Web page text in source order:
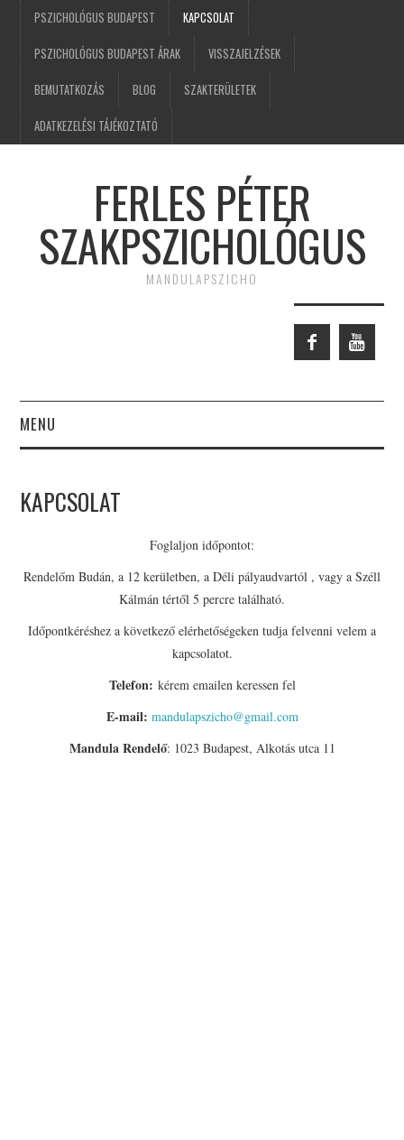
PSZICHOLÓGUS BUDAPEST KAPCSOLAT
PSZICHOLÓGUS BUDAPEST ÁRAK VISSZAJELZÉSEK
BEMUTATKOZÁS BLOG SZAKTERÜLETEK
ADATKEZELÉSI TÁJÉKOZTATÓ
FERLES PÉTER
SZAKPSZICHOLÓGUS
MANDULAPSZICHO
MENU
BUDAPEST
BUDAPEST ÁRAK
SZAKTERÜLETEK
KAPCSOLAT
Foglaljon időpontot:
Rendelőm Budán, a 12 kerületben, a Déli pályaudvartól , vagy a Széll
Kálmán tértől 5 percre található.
Időpontkéréshez a következő elérhetőségeken tudja felvenni velem a
kapcsolatot.
Telefon: kérem emailen keressen fel
E-mail: mandulapszicho@gmail.com
Mandula Rendelő: 1023 Budapest, Alkotás utca 11